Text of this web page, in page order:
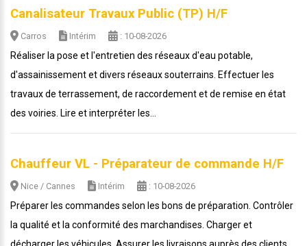
Canalisateur Travaux Public (TP) H/F
Carros Intérim : 10-08-2026
Réaliser la pose et l'entretien des réseaux d'eau potable,
d'assainissement et divers réseaux souterrains. Effectuer les
travaux de terrassement, de raccordement et de remise en état
des voiries. Lire et interpréter les...
Chauffeur VL - Préparateur de commande H/F
Nice / Cannes Intérim : 10-08-2026
Préparer les commandes selon les bons de préparation. Contrôler
la qualité et la conformité des marchandises. Charger et